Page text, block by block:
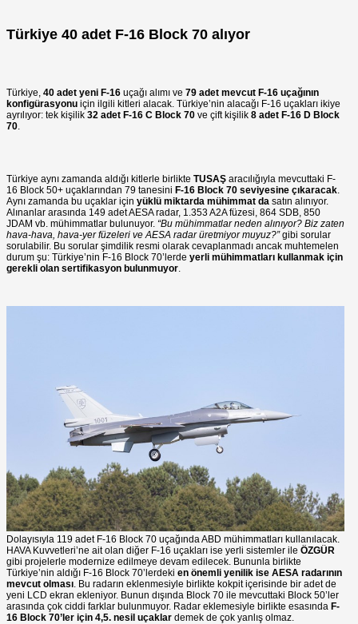
Türkiye 40 adet F-16 Block 70 alıyor
Türkiye, 40 adet yeni F-16 uçağı alımı ve 79 adet mevcut F-16 uçağının
konfigürasyonu için ilgili kitleri alacak. Türkiye’nin alacağı F-16 uçakları ikiye
ayrılıyor: tek kişilik 32 adet F-16 C Block 70 ve çift kişilik 8 adet F-16 D Block
70
Türkiye aynı zamanda aldığı kitlerle birlikte TUSAŞ aracılığıyla mevcuttaki F-
16 Block 50+ uçaklarından 79 tanesini F-16 Block 70 seviyesine çıkaracak
Aynı zamanda bu uçaklar için yüklü miktarda mühimmat da satın alınıyor.
Alınanlar arasında 149 adet AESA radar, 1.353 A2A füzesi, 864 SDB, 850
JDAM vb. mühimmatlar bulunuyor. “Bu mühimmatlar neden alınıyor? Biz zaten
hava-hava, hava-yer füzeleri ve AESA radar üretmiyor muyuz?”gibi sorular
sorulabilir. Bu sorular şimdilik resmi olarak cevaplanmadı ancak muhtemelen
durum şu: Türkiye’nin F-16 Block 70’lerde yerli mühimmatları kullanmak için
gerekli olan sertifikasyon bulunmuyor
Dolayısıyla 119 adet F-16 Block 70 uçağında ABD mühimmatları kullanılacak.
HAVA Kuvvetleri’ne ait olan diğer F-16 uçakları ise yerli sistemler ile ÖZGÜR
gibi projelerle modernize edilmeye devam edilecek. Bununla birlikte
Türkiye’nin aldığı F-16 Block 70’lerdeki en önemli yenilik ise AESA radarının
mevcut olması . Bu radarın eklenmesiyle birlikte kokpit içerisinde bir adet de
yeni LCD ekran ekleniyor. Bunun dışında Block 70 ile mevcuttaki Block 50’ler
arasında çok ciddi farklar bulunmuyor. Radar eklemesiyle birlikte esasında F-
16 Block 70’ler için 4,5. nesil uçaklar demek de çok yanlış olmaz.